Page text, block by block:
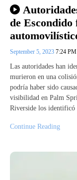
de Escondido
September 5, 2023 7:24 PM
Las autoridades han
murieron en una
podría haber sido
visibilidad en Palm
Riverside los identificó
Continue Reading